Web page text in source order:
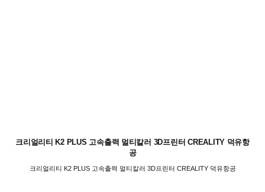
크리얼리티 K2 PLUS 고속출력 멀티칼러 3D프린터 CREALITY 덕유항
공
크리얼리티 K2 PLUS 고속출력 멀티칼러 3D프린터 CREALITY 덕유항공